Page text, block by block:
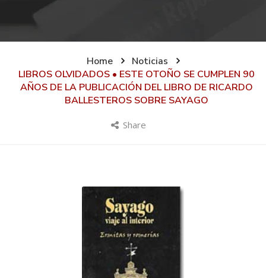
Home
Noticias
LIBROS OLVIDADOS • ESTE OTOÑO SE CUMPLEN 90
AÑOS DE LA PUBLICACIÓN DEL LIBRO DE RICARDO
BALLESTEROS SOBRE SAYAGO
Share